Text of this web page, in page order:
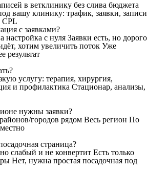
в ветклинику без слива бюджета
вашу клинику: трафик, заявки, записи
CPL
с заявками?
настройка с нуля Заявки есть, но дорого
хотим увеличить поток Уже
результат
услугу: терапия, хирургия,
и профилактика Стационар, анализы,
нужны заявки?
городов рядом Весь регион По
страница?
слабый и не конвертит Есть только
Нет, нужна простая посадочная под